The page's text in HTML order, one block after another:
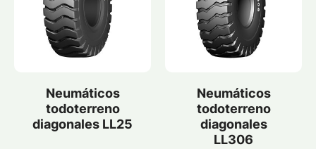
Neumáticos
todoterreno
diagonales LL25
Neumáticos
todoterreno
diagonales
LL306